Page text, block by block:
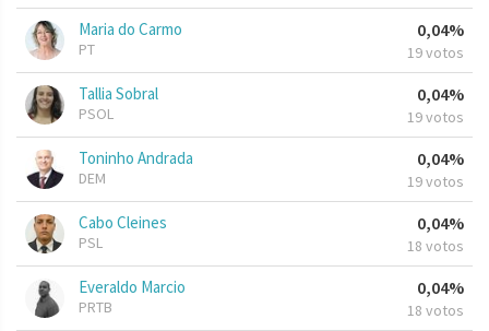
Maria do Carmo
PT
0,04%
19 votos
Tallia Sobral
PSOL
0,04%
19 votos
Toninho Andrada
DEM
0,04%
19 votos
Cabo Cleines
PSL
0,04%
18 votos
Everaldo Marcio
PRTB
0,04%
18 votos